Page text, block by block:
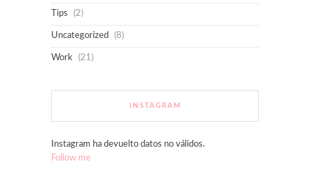
Tips (2)
Uncategorized (8)
Work (21)
INSTAGRAM
Instagram ha devuelto datos no válidos.
Follow me